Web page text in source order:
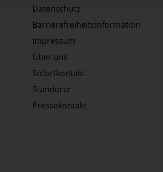
Datenschutz
Barrierefreiheitsinformation
Impressum
Über uns
Sofortkontakt
Standorte
Pressekontakt